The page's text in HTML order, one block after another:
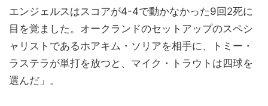
エンジェルスはスコアが4-4で動かなかった9回2死に
目を覚ました。オークランドのセットアップのスペシ
ャリストであるホアキム・ソリアを相手に、トミー・
ラステラが単打を放つと、マイク・トラウトは四球を
選んだ」。